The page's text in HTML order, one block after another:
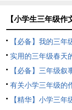
【小学生三年级作
【必备】我的三年
五篇
实用的三年级春天
【必备】三年级叙
10篇
有关小学三年级的
合集6篇
【精华】小学三年